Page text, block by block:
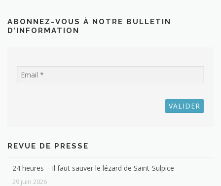
ABONNEZ-VOUS À NOTRE BULLETIN
D’INFORMATION
REVUE DE PRESSE
24 heures – Il faut sauver le lézard de Saint-Sulpice
29 juin 2026